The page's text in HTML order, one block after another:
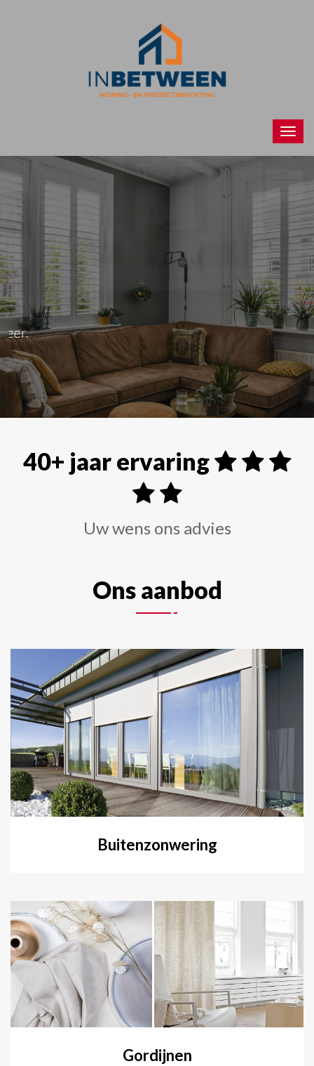
Raamdecoraties
Alle soorten raamdecoraties zoals shutters,
40+ jaar ervaring
Uw wens ons advies
Ons aanbod
Buitenzonwering
Gordijnen